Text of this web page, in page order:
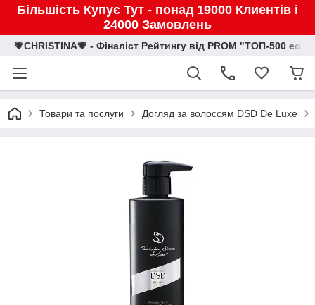
Більшість Купує Тут - понад 19000 Клиентів і
24000 Замовлень
💗CHRISTINA💗 - Фіналіст Рейтингу від PROM "ТОП-500
Товари та послуги Догляд за волоссям DSD De Luxe